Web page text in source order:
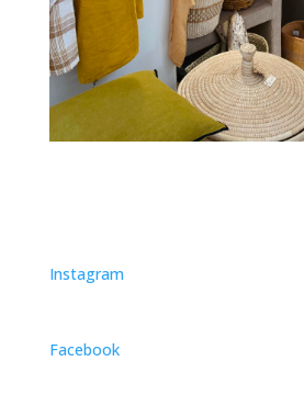
Instagram
Facebook